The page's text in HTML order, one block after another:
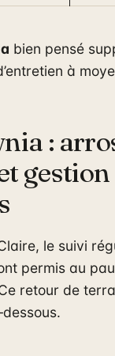
bien pensé
à
:
gestion
le suivi
permis au
retour de